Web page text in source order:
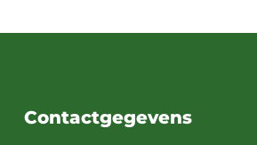
Contactgegevens